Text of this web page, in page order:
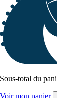
Sous-total du
Voir mon panier